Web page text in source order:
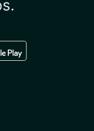
in the google play